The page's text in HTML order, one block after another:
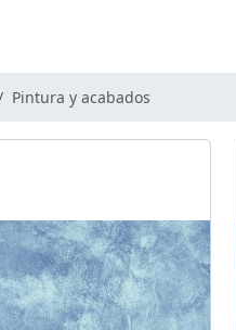
Pintura y acabados